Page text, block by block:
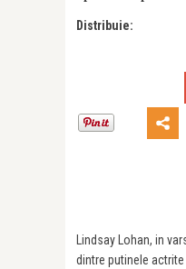
Distribuie:
Lindsay Lohan, in
dintre putinele